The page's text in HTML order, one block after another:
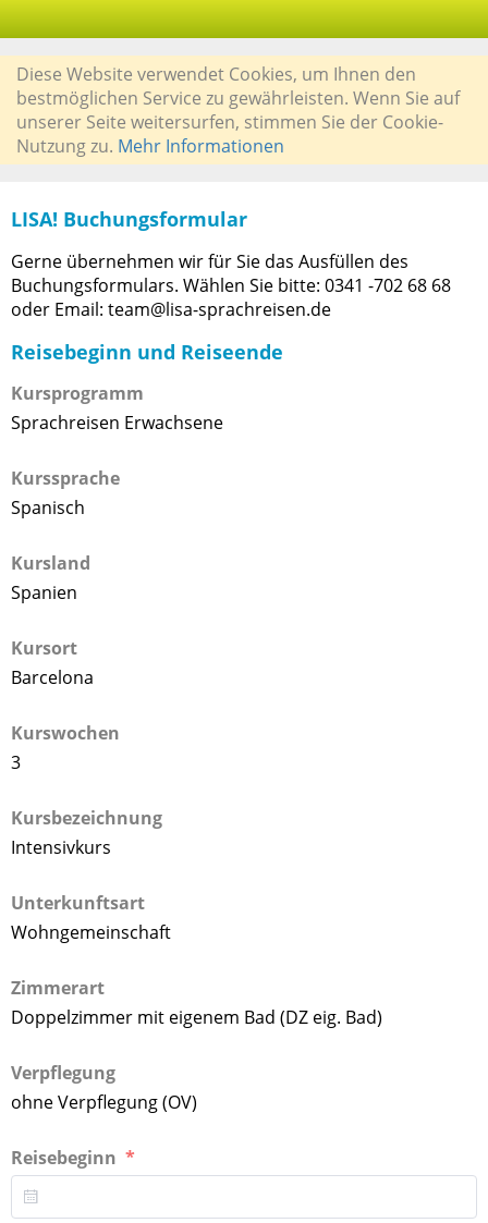
Diese Website verwendet Cookies, um Ihnen den
bestmöglichen Service zu gewährleisten. Wenn Sie auf
unserer Seite weitersurfen, stimmen Sie der Cookie-
Nutzung zu. Mehr Informationen
LISA! Buchungsformular
Gerne übernehmen wir für Sie das Ausfüllen des
Buchungsformulars. Wählen Sie bitte: 0341 -702 68 68
oder Email: team@lisa-sprachreisen.de
Reisebeginn und Reiseende
Kursprogramm
Sprachreisen Erwachsene
Kurssprache
Spanisch
Kursland
Spanien
Kursort
Barcelona
Kurswochen
3
Kursbezeichnung
Intensivkurs
Unterkunftsart
Wohngemeinschaft
Zimmerart
Doppelzimmer mit eigenem Bad (DZ eig. Bad)
Verpflegung
ohne Verpflegung (OV)
Reisebeginn